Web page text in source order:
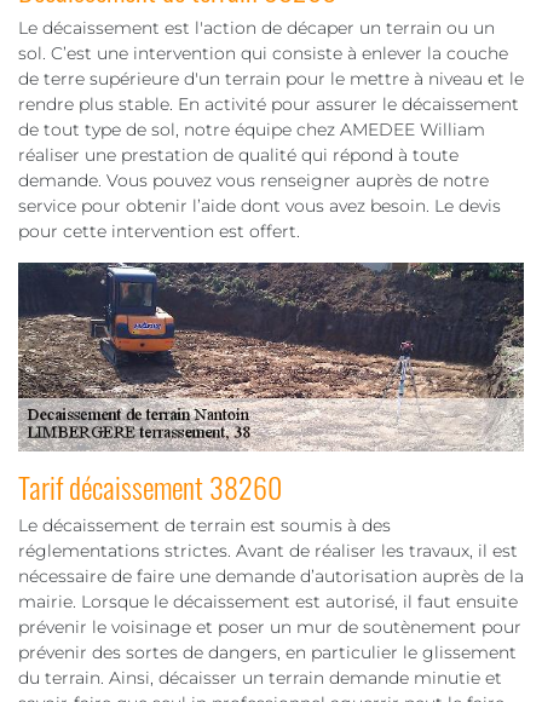
Le décaissement est l'action de décaper un terrain ou un
sol. C’est une intervention qui consiste à enlever la couche
de terre supérieure d'un terrain pour le mettre à niveau et le
rendre plus stable. En activité pour assurer le décaissement
de tout type de sol, notre équipe chez AMEDEE William
réaliser une prestation de qualité qui répond à toute
demande. Vous pouvez vous renseigner auprès de notre
service pour obtenir l’aide dont vous avez besoin. Le devis
pour cette intervention est offert.
Tarif décaissement 38260
Le décaissement de terrain est soumis à des
réglementations strictes. Avant de réaliser les travaux, il est
nécessaire de faire une demande d’autorisation auprès de la
mairie. Lorsque le décaissement est autorisé, il faut ensuite
prévenir le voisinage et poser un mur de soutènement pour
prévenir des sortes de dangers, en particulier le glissement
du terrain. Ainsi, décaisser un terrain demande minutie et